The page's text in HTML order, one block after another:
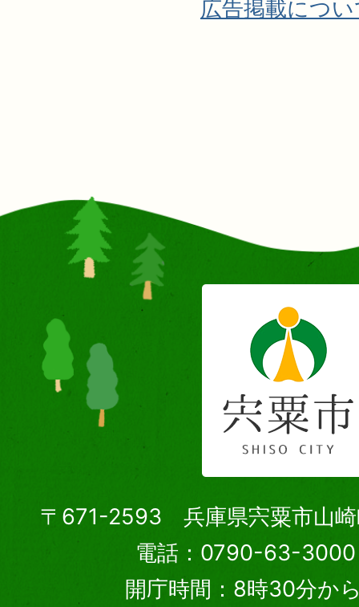
広告掲載につ
〒671-2593 兵庫県宍粟市山崎
電話：0790-63-3000
開庁時間：8時30分か